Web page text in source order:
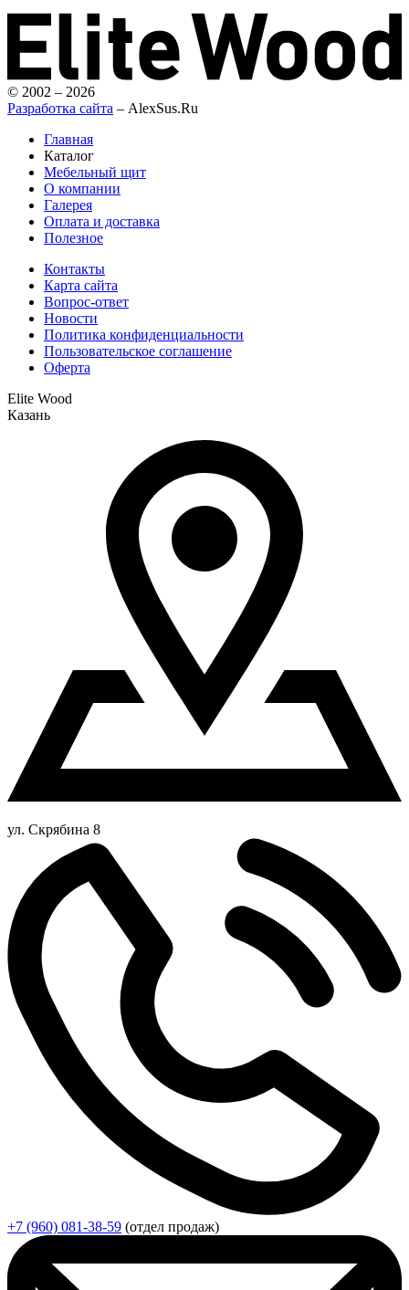
© 2002 – 2026
Разработка сайта – AlexSus.Ru
Главная
Каталог
Мебельный щит
О компании
Галерея
Оплата и доставка
Полезное
Контакты
Карта сайта
Вопрос-ответ
Новости
Политика конфиденциальности
Пользовательское соглашение
Оферта
Elite Wood
Казань
ул. Скрябина 8
+7 (960) 081-38-59 (отдел продаж)